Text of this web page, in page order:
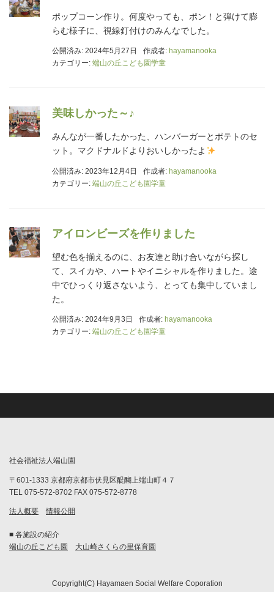
ポップコーン作り。何度やっても、ポン！と弾けて膨
らむ様子に、視線釘付けのみんなでした。
公開済み: 2024年5月27日 作成者: hayamanooka
カテゴリー: 端山の丘こども園学童
美味しかった～♪
みんなが一番したかった、ハンバーガーとポテトのセ
ット。マクドナルドよりおいしかったよ
公開済み: 2023年12月4日 作成者: hayamanooka
カテゴリー: 端山の丘こども園学童
アイロンビーズを作りました
望む色を揃えるのに、お友達と助け合いながら探し
て、スイカや、ハートやイニシャルを作りました。途
中でひっくり返さないよう、とっても集中していまし
た。
公開済み: 2024年9月3日 作成者: hayamanooka
カテゴリー: 端山の丘こども園学童
社会福祉法人端山園
〒601-1333 京都府京都市伏見区醍醐上端山町４７
TEL 075-572-8702 FAX 075-572-8778
法人概要 情報公開
■ 各施設の紹介
端山の丘こども園
大山崎さくらの里保育園
Copyright(C) Hayamaen Social Welfare Coporation